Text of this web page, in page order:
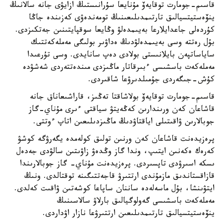
قاسىم-جومارت توقايەۆ مۇنايعا سۇرانىستىڭ ازايۋى جانە سالانىڭ
ينۆەستيتسيالىق تارتىمدىلىعىنىڭ تومەندەۋى كەزىندە جاڭا
كۇردەلى جاعدايلارعا بەيىمدەلۋ وڭايعا سوقپايتىنىن جەتكىزدى.
بۇل رەتتە وسى بەيىمدەلۋدىڭ ەداۋىر بولىگى مەملەكەتتىك
ساياساتپەن بايلانىستى بولادى دەپ سانايدى. وسى تۇرعىدا
مەملەكەت باسشىسى ءبىرقاتار ماڭىزدى مىندەتتەردى شەشۋدە
كۇش-جىگەردى جۇمىلدىرۋعا شاقىردى.
قاسىم-جومارت توقايەۆ بولاشاقتا تەڭىز، قاراشىعاناق جانە
قاشاعان كەن ورىندارىن كەڭەيتۋ سياقتى ءىرى مۇناي-گاز
جوبالارىن ۋاقىتىلى اياقتاۋدىڭ ماڭىزدىلىعىن اتاپ ءوتتى.
پرەزيدەنت قاشاعان كەن ورنىن تولىق كولەمدە يگەرۋگە كوشۋ
كەرەك ەكەنىن ايتىپ، وندا گاز وڭدەۋ زاۋىتىن سالۋدى جەدەل
ىسكە اسىرۋدى تاپسىردى. پرەزيدەنت مۇناي- گاز جوبالارىندا
قازاقستاندىق مازمۇندى ارتتىرۋ قاجەتتىگىنە توقتالدى. ونىڭ
ايتۋىنشا، بۇل ماسەلەدە ساننان ساپاعا كوشەتىن ۋاقىت كەلدى.
مەملەكەت باسشىسى گەولوگيالىق بارلاۋ سالاسىنىڭ
ينۆەستيتسيالىق تارتىمدىلىعىن ارتتىرۋعا نازار اۋداردى.